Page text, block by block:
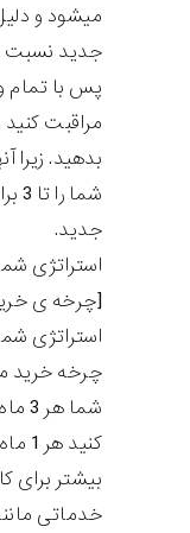
میشود و
جدید نسبت
پس با تمام
مراقبت
بدهید. زیرا
جدید.
استراتژی
[چرخه ی
چرخه خرید
بیشتر برای
خدماتی